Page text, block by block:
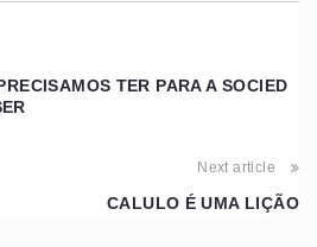
TER PARA A SOCIED
Next article
CALULO É UMA LIÇÃO